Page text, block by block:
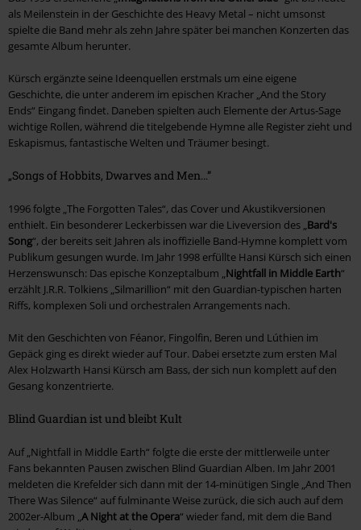
als Meilenstein in der Geschichte des Heavy Metal – nicht umsonst
spielte die Band mehr als zehn Jahre später bei manchen Konzerten das
gesamte Album herunter.
Kürsch ergänzte seine Ideenquellen erstmals um eine eigene
Geschichte, die unter anderem im epischen Kracher „And the Story
Ends“ Eingang findet. Daneben spielten auch Elemente der Artus-Sage
wichtige Rollen, während die titelgebende Hymne alle Register zieht und
Eskapismus, fantastische Welten und Träumer besingt.
„Songs of Hobbits, Dwarves and Men…”
1996 folgte „The Forgotten Tales“, das Cover und Akustikversionen
enthielt. Ein besonderer Leckerbissen war die Liveversion des „Bard's
Song“, der bereits seit Jahren als inoffizielle Band-Hymne komplett vom
Publikum gesungen wurde. Im Jahr 1998 erfüllte Hansi Kürsch sich einen
Herzenswunsch: Das epische Konzeptalbum „Nightfall in Middle Earth“
erzählt J.R.R. Tolkiens „Silmarillion“ mit den Guardian-typischen harten
Riffs, komplexen Soli und orchestralen Arrangements nach.
Mit den Geschichten von Féanor, Fingolfin, Beren und Lúthien im
Gepäck ging es direkt wieder auf Tour. Dabei ersetzte zum ersten Mal
Alex Holzwarth Hansi Kürsch am Bass, der sich nun komplett auf den
Gesang konzentrierte.
Blind Guardian ist und bleibt Kult
Auf „Nightfall in Middle Earth“ folgte die erste der mittlerweile unter
Fans bekannten Pausen zwischen Blind Guardian Alben. Im Jahr 2001
meldeten die Krefelder sich dann mit der 14-minütigen Single „And Then
There Was Silence“ auf fulminante Weise zurück, die sich auch auf dem
2002er-Album „A Night at the Opera“ wieder fand, mit dem die Band